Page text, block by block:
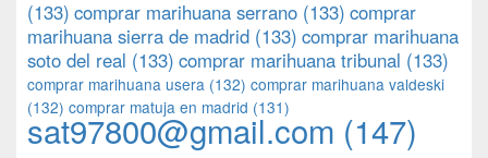
(133) comprar marihuana serrano (133) comprar
marihuana sierra de madrid (133) comprar marihuana
soto del real (133) comprar marihuana tribunal (133)
comprar marihuana usera (132) comprar marihuana valdeski
(132) comprar matuja en madrid (131)
sat97800@gmail.com (147)